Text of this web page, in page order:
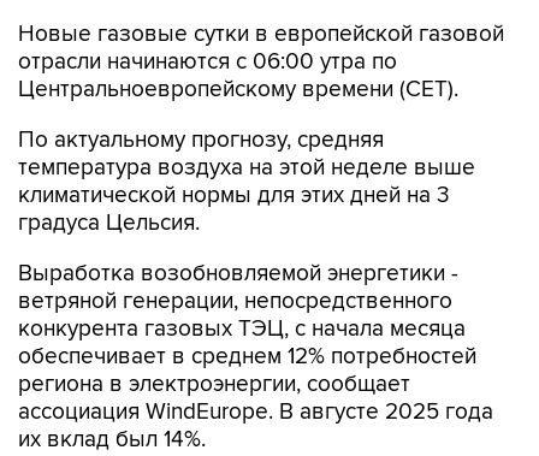
Новые газовые сутки в европейской газовой
отрасли начинаются c 06:00 утра по
Центральноевропейскому времени (CET).
По актуальному прогнозу, средняя
температура воздуха на этой неделе выше
климатической нормы для этих дней на 3
градуса Цельсия.
Выработка возобновляемой энергетики -
ветряной генерации, непосредственного
конкурента газовых ТЭЦ, с начала месяца
обеспечивает в среднем 12% потребностей
региона в электроэнергии, сообщает
ассоциация WindEurope. В августе 2025 года
их вклад был 14%.